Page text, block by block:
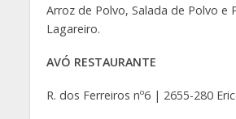
Arroz de Polvo, Salada de Polvo e
Lagareiro.
AVÓ RESTAURANTE
R. dos Ferreiros nº6 | 2655-280